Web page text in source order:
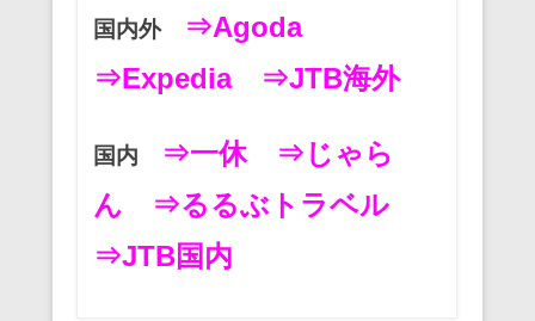
国内外
⇒Agoda
⇒Expedia
⇒JTB海外
国内 ⇒一休
⇒じゃら
ん
⇒るるぶトラベル
⇒JTB国内